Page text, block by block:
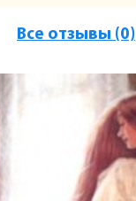
Все отзывы (0)